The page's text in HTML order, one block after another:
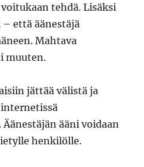
tehdä. Lisäksi
että äänestäjä
Mahtava
muuten.
jättää välistä ja
ääni voidaan
henkilölle.